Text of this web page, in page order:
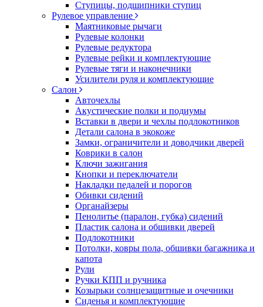
Ступицы, подшипники ступиц
Рулевое управление
Маятниковые рычаги
Рулевые колонки
Рулевые редуктора
Рулевые рейки и комплектующие
Рулевые тяги и наконечники
Усилители руля и комплектующие
Салон
Авточехлы
Акустические полки и подиумы
Вставки в двери и чехлы подлокотников
Детали салона в экокоже
Замки, ограничители и доводчики дверей
Коврики в салон
Ключи зажигания
Кнопки и переключатели
Накладки педалей и порогов
Обивки сидений
Органайзеры
Пенолитье (паралон, губка) сидений
Пластик салона и обшивки дверей
Подлокотники
Потолки, ковры пола, обшивки багажника и
капота
Рули
Ручки КПП и ручника
Козырьки солнцезащитные и очечники
Сиденья и комплектующие